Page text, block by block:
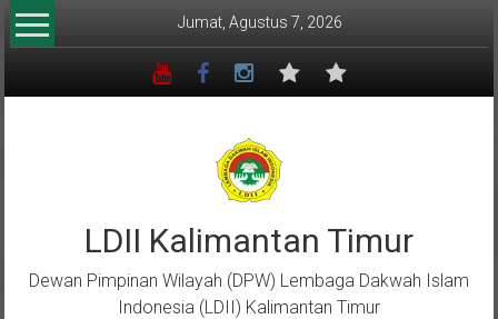
Lompat
ke
Jumat, Agustus 7, 2026
LDII Kalimantan Timur
Dewan Pimpinan Wilayah (DPW) Lembaga Dakwah Islam
Indonesia (LDII) Kalimantan Timur